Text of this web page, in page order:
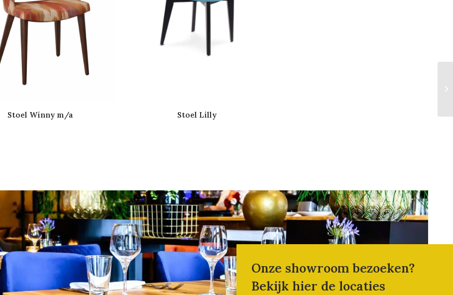
Stoel Winny m/a Stoel Lilly
Onze showroom bezoeken?
Bekijk hier de locaties